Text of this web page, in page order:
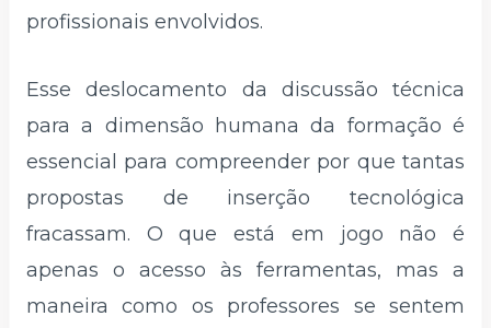
profissionais envolvidos.
Esse deslocamento da discussão técnica
para a dimensão humana da formação é
essencial para compreender por que tantas
propostas de inserção tecnológica
fracassam. O que está em jogo não é
apenas o acesso às ferramentas, mas a
maneira como os professores se sentem